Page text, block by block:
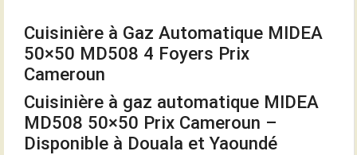
Cuisinière à Gaz Automatique MIDEA
50×50 MD508 4 Foyers Prix
Cameroun
Cuisinière à gaz automatique MIDEA
MD508 50×50 Prix Cameroun –
Disponible à Douala et Yaoundé